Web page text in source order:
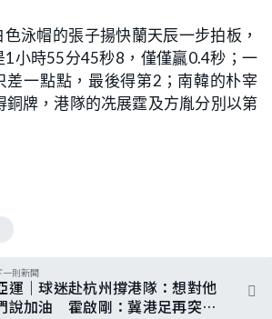
泳帽的張子揚快蘭天辰一步拍板，
1小時55分45秒8，僅僅贏0.4秒；一
差一點點，最後得第2；南韓的朴宰
銅牌，港隊的冼展霆及方胤分別以第
一則新聞
運｜球迷赴杭州撐港隊：想對他
說加油 霍啟剛：冀港足再突破